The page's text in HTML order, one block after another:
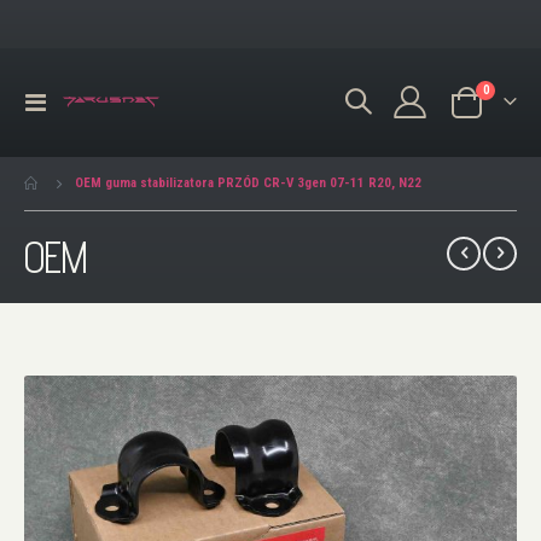
Przełącznik
Koszyk
0produkty/
OEM guma stabilizatora PRZÓD CR-V 3gen 07-11 R20, N22
OEM
Przejdź
na
koniec